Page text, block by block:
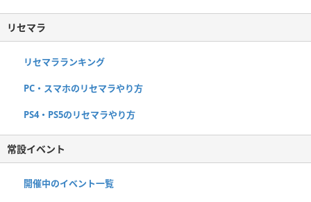
リセマラ
リセマラランキング
PC・スマホのリセマラやり方
PS4・PS5のリセマラやり方
常設イベント
開催中のイベント一覧